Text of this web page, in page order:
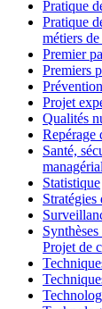
Pratique
Pratique
métiers
Premier
Premiers
Projet
Qualités
Repérage
Santé,
Statistique
Stratégies
Projet de